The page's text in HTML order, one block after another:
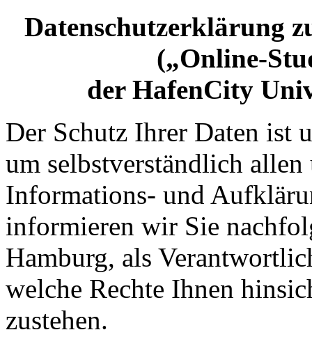
Datenschutzerklärung
(„Online-
der HafenCity
Der Schutz Ihrer Daten ist
um selbstverständlich
Informations- und
informieren wir Sie
Hamburg, als
welche Rechte Ihnen
zustehen.